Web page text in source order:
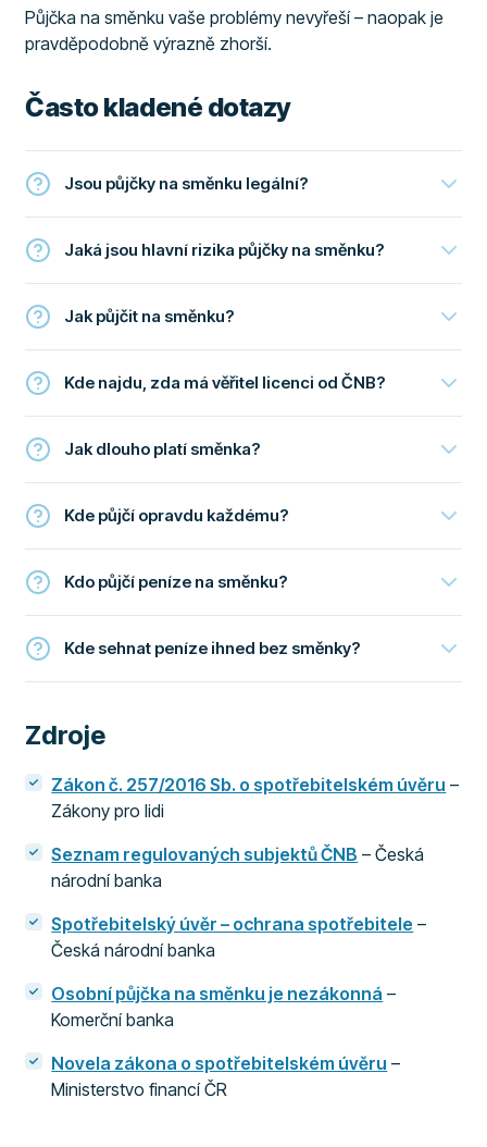
Půjčka na směnku vaše problémy nevyřeší – naopak je
pravděpodobně výrazně zhorší.
Často kladené dotazy
Jsou půjčky na směnku legální?
Jaká jsou hlavní rizika půjčky na směnku?
Jak půjčit na směnku?
Kde najdu, zda má věřitel licenci od ČNB?
Jak dlouho platí směnka?
Kde půjčí opravdu každému?
Kdo půjčí peníze na směnku?
Kde sehnat peníze ihned bez směnky?
Zdroje
Zákon č. 257/2016 Sb. o spotřebitelském úvěru –
Zákony pro lidi
Seznam regulovaných subjektů ČNB – Česká
národní banka
Spotřebitelský úvěr – ochrana spotřebitele –
Česká národní banka
Osobní půjčka na směnku je nezákonná –
Komerční banka
Novela zákona o spotřebitelském úvěru –
Ministerstvo financí ČR